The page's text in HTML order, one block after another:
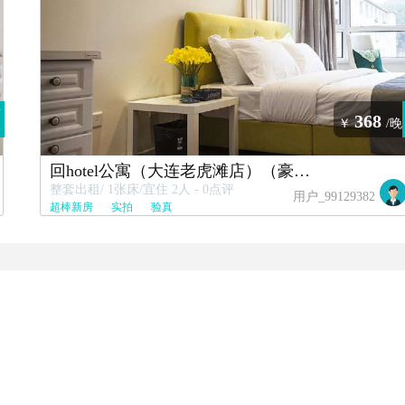
￥ 368 /晚
回hotel公寓（大连老虎滩店）（豪华大床房）
整套出租/ 1张床/宜住 2人 - 0点评
超棒新房 实拍 验真
用户_99129382